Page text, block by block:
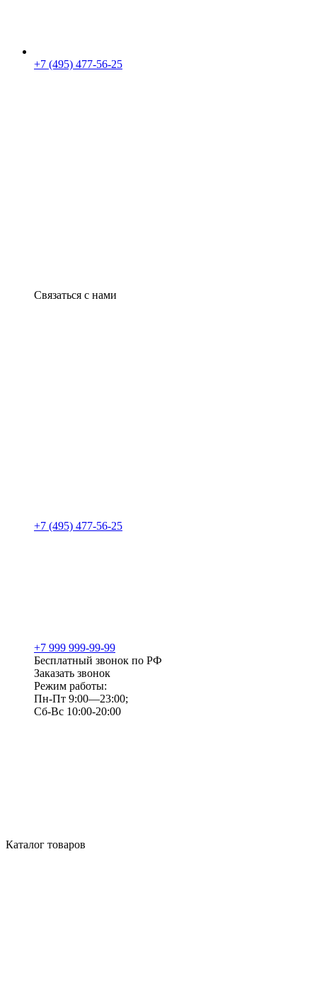
+7 (495) 477-56-25
Связаться с нами
+7 (495) 477-56-25
+7 999 999-99-99
Бесплатный звонок по РФ
Заказать звонок
Режим работы:
Пн-Пт 9:00—23:00;
Сб-Вс 10:00-20:00
Каталог товаров